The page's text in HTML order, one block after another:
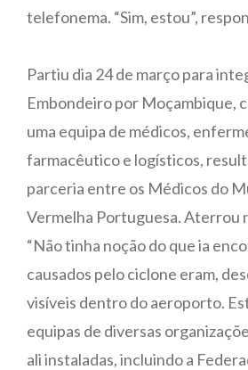
telefonema. “Sim, estou”,
Partiu dia 24 de março para
Embondeiro por Moçambique,
uma equipa de médicos,
farmacêutico e logísticos,
parceria entre os Médicos do
Vermelha Portuguesa. Aterrou
“Não tinha noção do que ia
causados pelo ciclone eram,
visíveis dentro do aeroporto.
equipas de diversas
ali instaladas, incluindo a